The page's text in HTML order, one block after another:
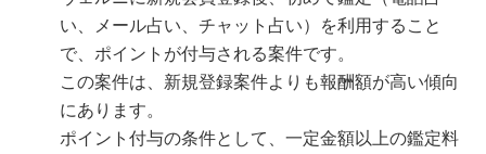
い、メール占い、チャット占い）を利用すること
で、ポイントが付与される案件です。
この案件は、新規登録案件よりも報酬額が高い傾向
にあります。
ポイント付与の条件として、一定金額以上の鑑定料